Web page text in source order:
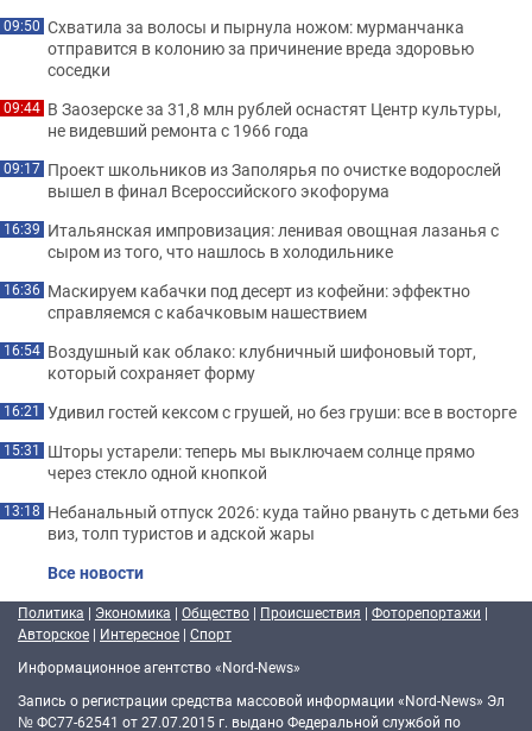
09:50 Схватила за волосы и пырнула ножом: мурманчанка
отправится в колонию за причинение вреда здоровью
соседки
09:44 В Заозерске за 31,8 млн рублей оснастят Центр культуры,
не видевший ремонта с 1966 года
09:17 Проект школьников из Заполярья по очистке водорослей
вышел в финал Всероссийского экофорума
16:39 Итальянская импровизация: ленивая овощная лазанья с
сыром из того, что нашлось в холодильнике
16:36 Маскируем кабачки под десерт из кофейни: эффектно
справляемся с кабачковым нашествием
16:54 Воздушный как облако: клубничный шифоновый торт,
который сохраняет форму
16:21 Удивил гостей кексом с грушей, но без груши: все в восторге
15:31 Шторы устарели: теперь мы выключаем солнце прямо
через стекло одной кнопкой
13:18 Небанальный отпуск 2026: куда тайно рвануть с детьми без
виз, толп туристов и адской жары
Все новости
Политика | Экономика | Общество | Происшествия | Фоторепортажи |
Авторское | Интересное | Спорт
Информационное агентство «Nord-News»
Запись о регистрации средства массовой информации «Nord-News» Эл
№ ФС77-62541 от 27.07.2015 г. выдано Федеральной службой по